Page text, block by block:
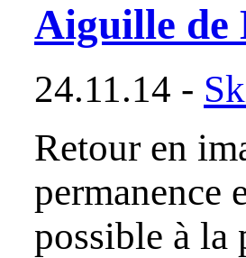
Aiguille de
24.11.14 -
Retour en
permanence
possible à la